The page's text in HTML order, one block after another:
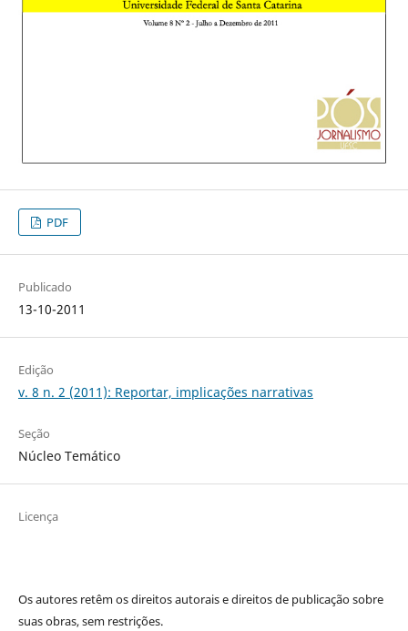
PDF
Publicado
13-10-2011
Edição
v. 8 n. 2 (2011): Reportar, implicações narrativas
Seção
Núcleo Temático
Licença
Os autores retêm os direitos autorais e direitos de publicação sobre
suas obras, sem restrições.